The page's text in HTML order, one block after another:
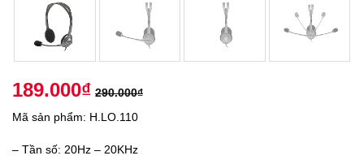
189.000₫ 290.000₫
Mã sản phẩm: H.LO.110
– Tần số: 20Hz – 20KHz